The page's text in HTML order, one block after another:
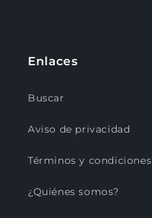
Enlaces
Buscar
Aviso de privacidad
Términos y condiciones
¿Quiénes somos?